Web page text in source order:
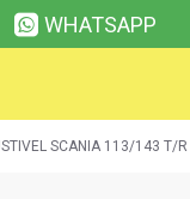
WHATSAPP
SCANIA 113/143